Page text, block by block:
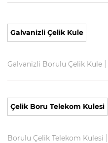
Galvanizli Çelik Kule
Galvanizli Borulu Çelik Kule
Çelik Boru Telekom Kulesi
Borulu Çelik Telekom Kulesi